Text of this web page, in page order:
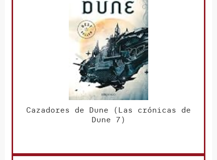
Cazadores de Dune (Las crónicas de
Dune 7)